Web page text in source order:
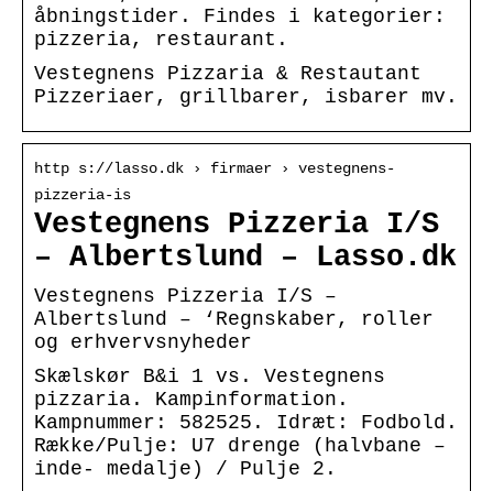
åbningstider. Findes i kategorier:
pizzeria, restaurant.
Vestegnens Pizzaria & Restautant
Pizzeriaer, grillbarer, isbarer mv.
http s://lasso.dk › firmaer › vestegnens-
pizzeria-is
Vestegnens Pizzeria I/S
– Albertslund – Lasso.dk
Vestegnens Pizzeria I/S –
Albertslund – ‘Regnskaber, roller
og erhvervsnyheder
Skælskør B&i 1 vs. Vestegnens
pizzaria. Kampinformation.
Kampnummer: 582525. Idræt: Fodbold.
Række/Pulje: U7 drenge (halvbane –
inde- medalje) / Pulje 2.